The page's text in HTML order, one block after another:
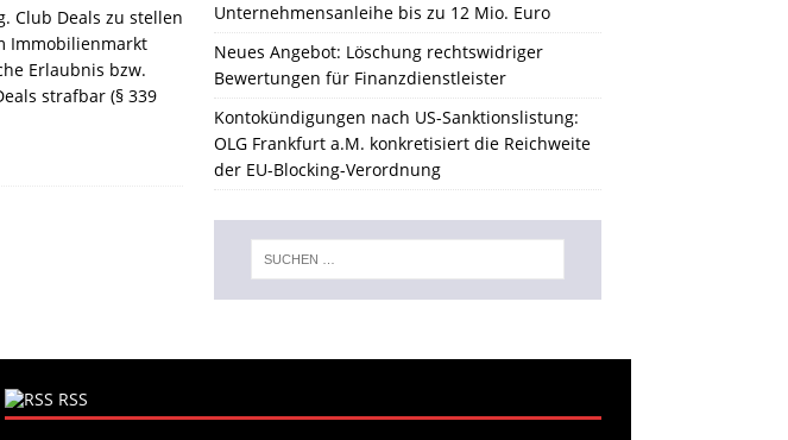
Club Deals zu stellen
Immobilienmarkt
Erlaubnis bzw.
strafbar (§ 339
Unternehmensanleihe bis zu 12 Mio. Euro
Neues Angebot: Löschung rechtswidriger
Bewertungen für Finanzdienstleister
Kontokündigungen nach US-Sanktionslistung:
OLG Frankfurt a.M. konkretisiert die Reichweite
der EU-Blocking-Verordnung
RSS